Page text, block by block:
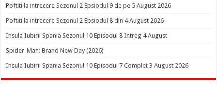
Poftiti la intrecere Sezonul 2 Epsiodul 9 de pe 5 August 2026
Poftiti la intrecere Sezonul 2 Epsiodul 8 din 4 August 2026
Insula Iubirii Spania Sezonul 10 Episodul 8 Intreg 4 August
Spider-Man: Brand New Day (2026)
Insula Iubirii Spania Sezonul 10 Episodul 7 Complet 3 August 2026